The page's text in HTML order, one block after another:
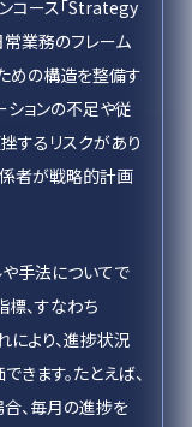
コース「Strategy
業務のフレーム
めの構造を整備す
ションの不足や従
するリスクがあり
係者が戦略的計画
手法についてで
標、すなわち
により、進捗状況
ます。たとえば、
、毎月の進捗を